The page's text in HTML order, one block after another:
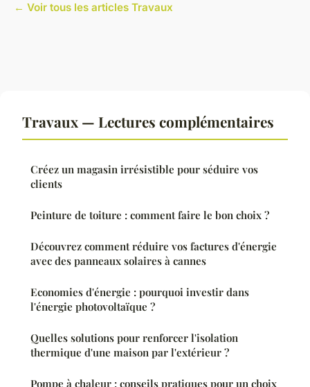
← Voir tous les articles Travaux
Travaux — Lectures complémentaires
Créez un magasin irrésistible pour séduire vos
clients
Peinture de toiture : comment faire le bon choix ?
Découvrez comment réduire vos factures d'énergie
avec des panneaux solaires à cannes
Economies d'énergie : pourquoi investir dans
l'énergie photovoltaïque ?
Quelles solutions pour renforcer l'isolation
thermique d'une maison par l'extérieur ?
Pompe à chaleur : conseils pratiques pour un choix